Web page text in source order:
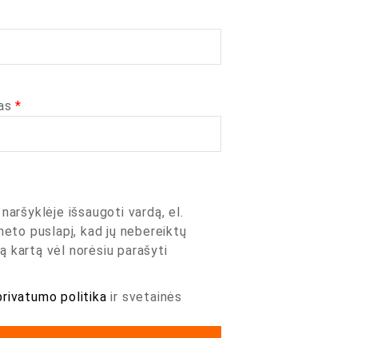
*
išsaugoti vardą, el.
puslapį, kad jų nebereiktų
kartą vėl norėsiu parašyti
politika ir svetainės